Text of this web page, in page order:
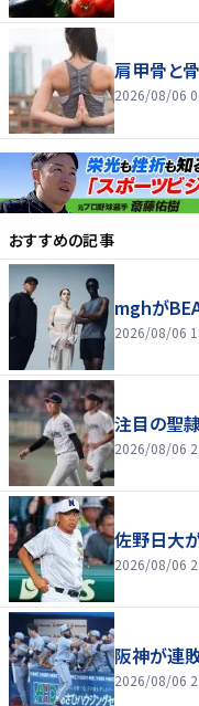
肩甲骨と
2026/08/06
おすすめの記事
mghが
2026/08/06
注目の聖
2026/08/06
佐野日大
2026/08/06
阪神が連
2026/08/06